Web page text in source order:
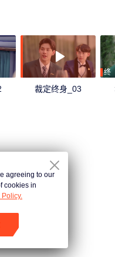
裁定终身_03
终
agreeing to our
cookies in